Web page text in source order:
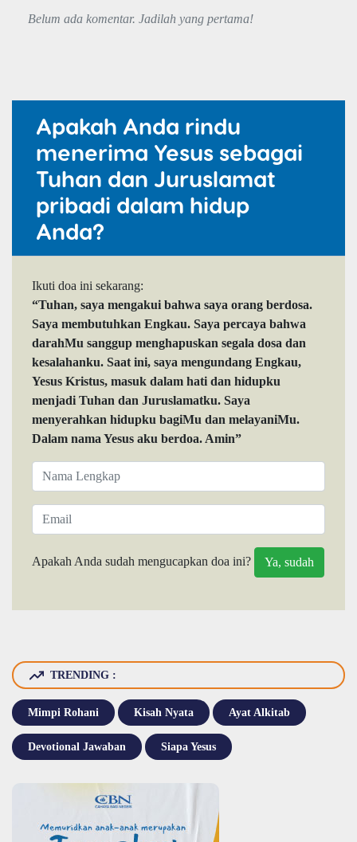
Belum ada komentar. Jadilah yang pertama!
Apakah Anda rindu
menerima Yesus sebagai
Tuhan dan Juruslamat
pribadi dalam hidup
Anda?
Ikuti doa ini sekarang:
“Tuhan, saya mengakui bahwa saya orang berdosa.
Saya membutuhkan Engkau. Saya percaya bahwa
darahMu sanggup menghapuskan segala dosa dan
kesalahanku. Saat ini, saya mengundang Engkau,
Yesus Kristus, masuk dalam hati dan hidupku
menjadi Tuhan dan Juruslamatku. Saya
menyerahkan hidupku bagiMu dan melayaniMu.
Dalam nama Yesus aku berdoa. Amin”
Apakah Anda sudah mengucapkan doa ini?
TRENDING :
Mimpi Rohani Kisah Nyata Ayat Alkitab
Devotional Jawaban Siapa Yesus